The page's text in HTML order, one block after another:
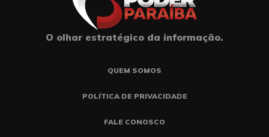
O olhar estratégico da informação.
QUEM SOMOS
POLÍTICA DE PRIVACIDADE
FALE CONOSCO